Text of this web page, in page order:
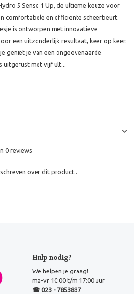
5 Sense 1 Up, de ultieme keuze voor
comfortabele en efficiënte scheerbeurt.
is ontworpen met innovatieve
een uitzonderlijk resultaat, keer op keer.
geniet je van een ongeëvenaarde
uitgerust met vijf ult...
0 reviews
over dit product..
Hulp nodig?
We helpen je graag!
ma-vr 10:00 t/m 17:00 uur
☎ 023 - 7853837